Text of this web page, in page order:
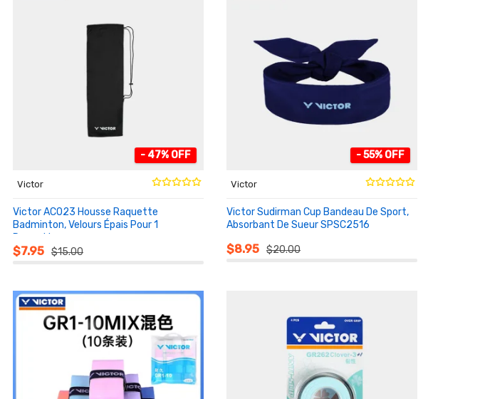
- 47% OFF
Victor
Victor AC023 Housse Raquette
Badminton, Velours Épais Pour 1
Raquette
$7.95 $15.00
- 55% OFF
Victor
Victor Sudirman Cup Bandeau De Sport,
Absorbant De Sueur SPSC2516
$8.95 $20.00